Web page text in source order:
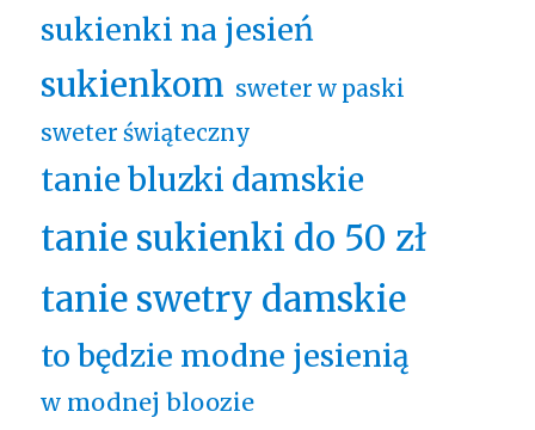
sukienki na jesień
sukienkom sweter w paski
sweter świąteczny
tanie bluzki damskie
tanie sukienki do 50 zł
tanie swetry damskie
to będzie modne jesienią
w modnej bloozie